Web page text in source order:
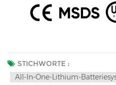
STICHWORTE :
All-In-One-Lithium-